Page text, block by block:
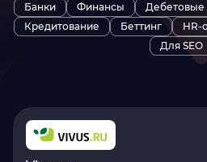
Банки Финансы Дебетовые
Кредитование
Беттинг
Для SEO